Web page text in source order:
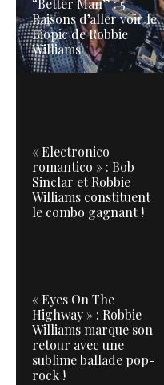
“Better Man” : 5
Raisons d’aller voir le
Biopic de Robbie
Williams
« Electronico
romantico » : Bob
Sinclar et Robbie
Williams constituent
le combo gagnant !
« Eyes On The
Highway » : Robbie
Williams marque son
retour avec une
sublime ballade pop-
rock !